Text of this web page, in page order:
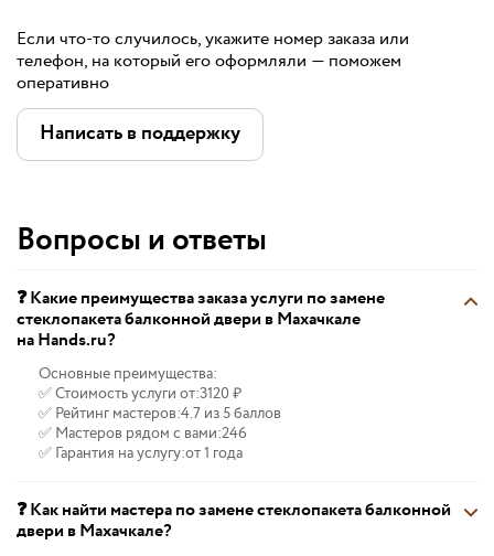
Если что-то случилось, укажите номер заказа или
телефон, на который его оформляли — поможем
оперативно
Написать в поддержку
Вопросы и ответы
❓ Какие преимущества заказа услуги по замене
стеклопакета балконной двери в Махачкале
на Hands.ru?
Основные преимущества:
✅ Стоимость услуги от:3120 ₽
✅ Рейтинг мастеров:4.7 из 5 баллов
✅ Мастеров рядом с вами:246
✅ Гарантия на услугу:от 1 года
❓ Как найти мастера по замене стеклопакета балконной
двери в Махачкале?